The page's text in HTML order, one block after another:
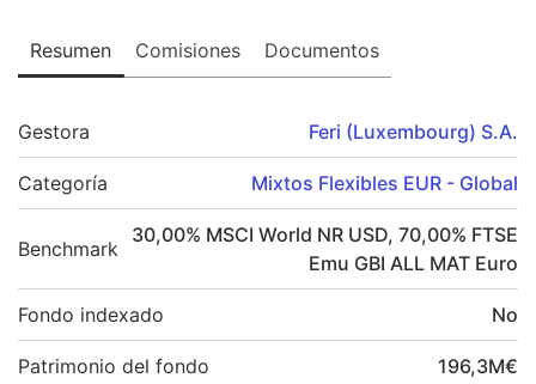
Resumen Comisiones Documentos
Gestora Feri (Luxembourg) S.A.
Categoría Mixtos Flexibles EUR - Global
Benchmark
30,00% MSCI World NR USD, 70,00% FTSE
Emu GBI ALL MAT Euro
Fondo indexado No
Patrimonio del fondo 196,3M€